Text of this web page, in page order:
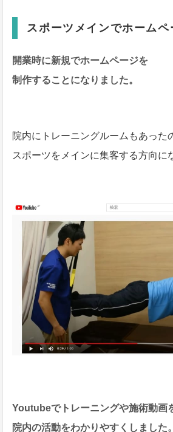
スポーツメインでホームペ
開業時に新規でホームページを
制作することになりました。
院内にトレーニングルームもあった
スポーツをメインに集客する方向に
Youtubeでトレーニングや施術動画
院内の活動をわかりやすくしました。